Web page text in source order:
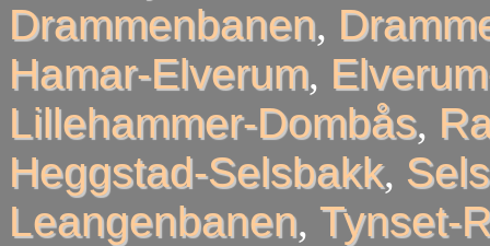
Drammenbanen,
Hamar-Elverum,
Lillehammer-Dombås,
Heggstad-Selsbakk,
Leangenbanen, Tynset-